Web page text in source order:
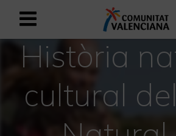
Registrar-se com a
Registre empresarial
Valencià
Història
cultural